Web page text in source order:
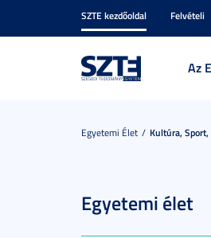
SZTE kezdőoldal Felvételi
Az
Egyetemi Élet Kultúra, Sport,
Egyetemi élet